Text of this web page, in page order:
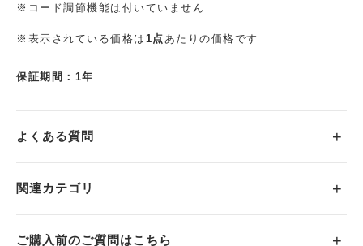
※コード調節機能は付いていません
※表示されている価格は 1点あたりの価格です
保証期間：1年
よくある質問
関連カテゴリ
ご購入前のご質問はこちら